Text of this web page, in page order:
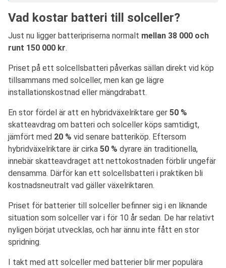
Vad kostar batteri till solceller?
Just nu ligger batteripriserna normalt mellan 38 000 och
runt 150 000 kr.
Priset på ett solcellsbatteri påverkas sällan direkt vid köp
tillsammans med solceller, men kan ge lägre
installationskostnad eller mängdrabatt.
En stor fördel är att en hybridväxelriktare ger 50 %
skatteavdrag om batteri och solceller köps samtidigt,
jämfört med 20 % vid senare batteriköp. Eftersom
hybridväxelriktare är cirka 50 % dyrare än traditionella,
innebär skatteavdraget att nettokostnaden förblir ungefär
densamma. Därför kan ett solcellsbatteri i praktiken bli
kostnadsneutralt vad gäller växelriktaren.
Priset för batterier till solceller befinner sig i en liknande
situation som solceller var i för 10 år sedan. De har relativt
nyligen börjat utvecklas, och har ännu inte fått en stor
spridning.
I takt med att solceller med batterier blir mer populära